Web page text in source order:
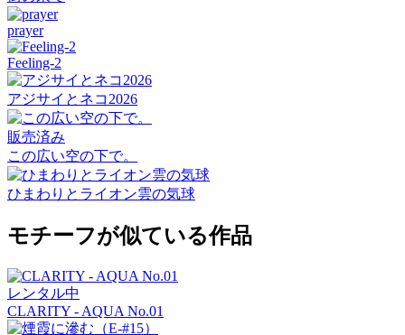
prayer
Feeling-2
アジサイとネコ2026
販売済み
この広い空の下で。
ひまわりとライオン雲の気球
モチーフが似ている作品
レンタル中
CLARITY - AQUA No.01